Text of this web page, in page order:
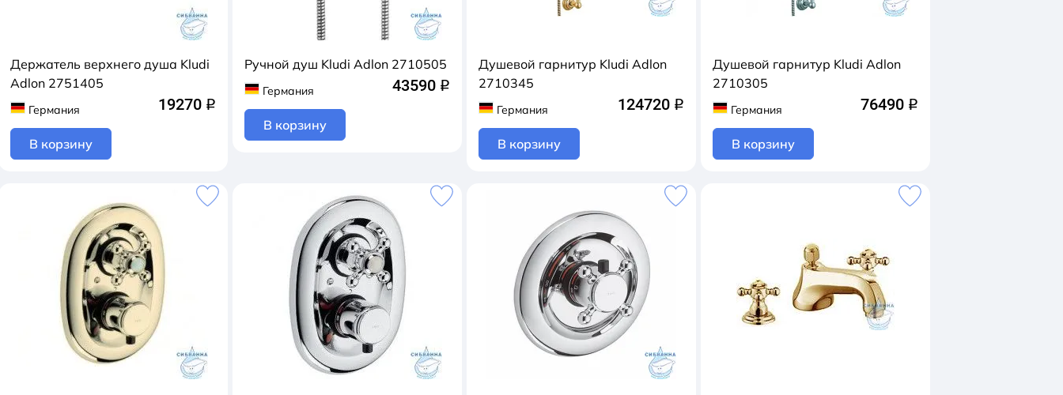
Держатель верхнего душа Kludi
Adlon 2751405
Германия 19270 q
В корзину
Pучной душ Kludi Adlon 2710505
Германия 43590 q
В корзину
Душевой гарнитур Kludi Adlon
2710345
Германия 124720 q
В корзину
Душевой гарнитур Kludi Adlon
2710305
Германия 76490 q
В корзину